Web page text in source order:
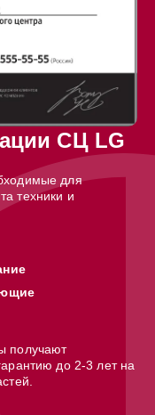
СЦ LG
для
техники и
получают
до 2-3 лет на